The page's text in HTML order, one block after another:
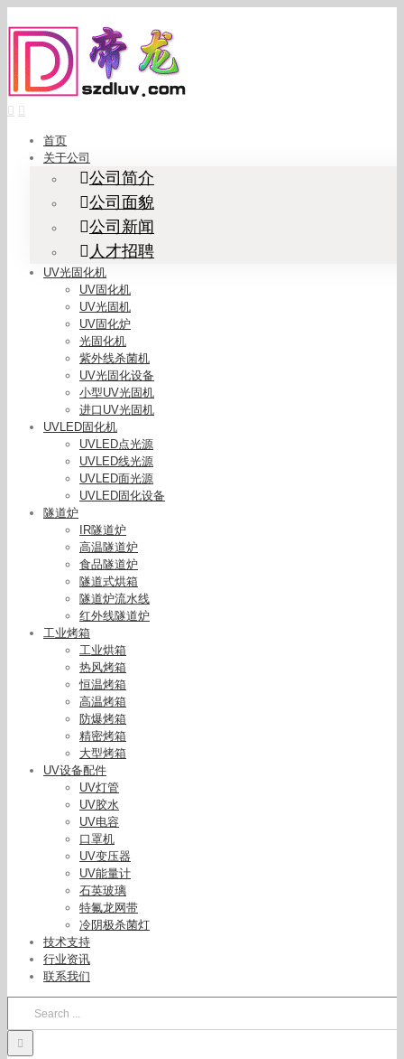
to
content
首页
关于公司
公司简介
公司面貌
公司新闻
人才招聘
UV光固化机
UV固化机
UV光固机
UV固化炉
光固化机
紫外线杀菌机
UV光固化设备
小型UV光固机
进口UV光固机
UVLED固化机
UVLED点光源
UVLED线光源
UVLED面光源
UVLED固化设备
隧道炉
IR隧道炉
高温隧道炉
食品隧道炉
隧道式烘箱
隧道炉流水线
红外线隧道炉
工业烤箱
工业烘箱
热风烤箱
恒温烤箱
高温烤箱
防爆烤箱
精密烤箱
大型烤箱
UV设备配件
UV灯管
UV胶水
UV电容
口罩机
UV变压器
UV能量计
石英玻璃
特氟龙网带
冷阴极杀菌灯
技术支持
行业资讯
联系我们